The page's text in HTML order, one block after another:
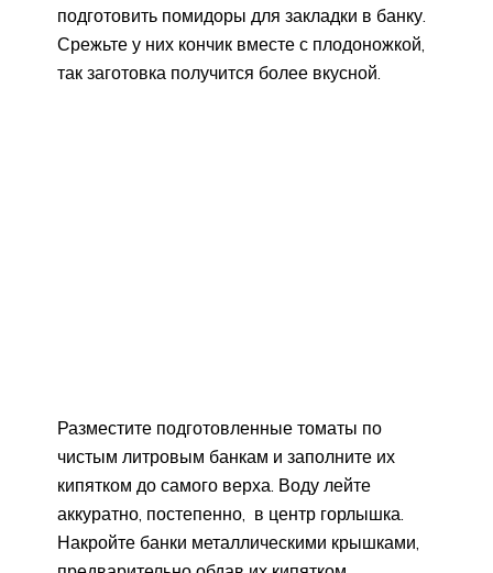
подготовить помидоры для закладки в банку.
Срежьте у них кончик вместе с плодоножкой,
так заготовка получится более вкусной.
Разместите подготовленные томаты по
чистым литровым банкам и заполните их
кипятком до самого верха. Воду лейте
аккуратно, постепенно, в центр горлышка.
Накройте банки металлическими крышками,